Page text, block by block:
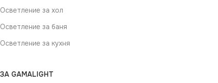
Осветление за хол
Осветление за баня
Осветление за кухня
ЗА GAMALIGHT